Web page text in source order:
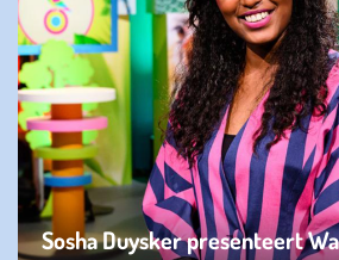
Sosha Duysker presenteert